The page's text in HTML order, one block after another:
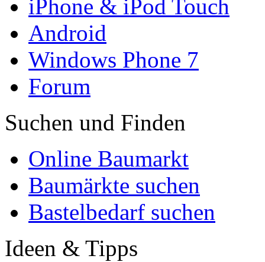
iPhone & iPod Touch
Android
Windows Phone 7
Forum
Suchen und Finden
Online Baumarkt
Baumärkte suchen
Bastelbedarf suchen
Ideen & Tipps